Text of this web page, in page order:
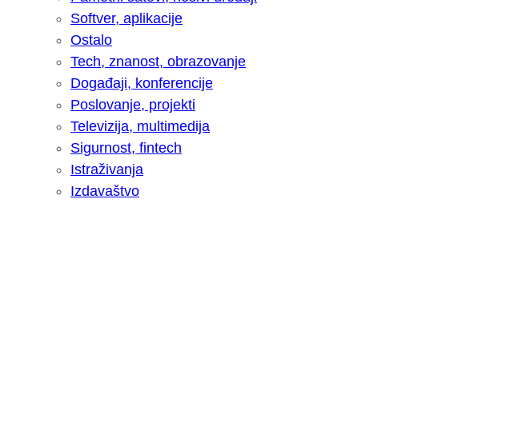
Softver, aplikacije
Ostalo
Tech, znanost, obrazovanje
Događaji, konferencije
Poslovanje, projekti
Televizija, multimedija
Sigurnost, fintech
Istraživanja
Izdavaštvo